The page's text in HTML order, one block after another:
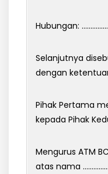
Hubungan:
Selanjutnya
dengan
Pihak Pertama
kepada Pihak
Mengurus ATM
atas nama